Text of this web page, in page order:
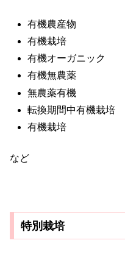
有機農産物
有機栽培
有機オーガニック
有機無農薬
無農薬有機
転換期間中有機栽培
有機栽培
など
特別栽培